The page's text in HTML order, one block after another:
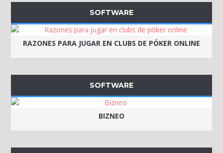
SOFTWARE
RAZONES PARA JUGAR EN CLUBS DE PÓKER ONLINE
SOFTWARE
BIZNEO